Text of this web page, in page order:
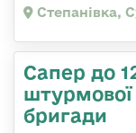
Степанівка,
Сапер до
штурмової
бригади